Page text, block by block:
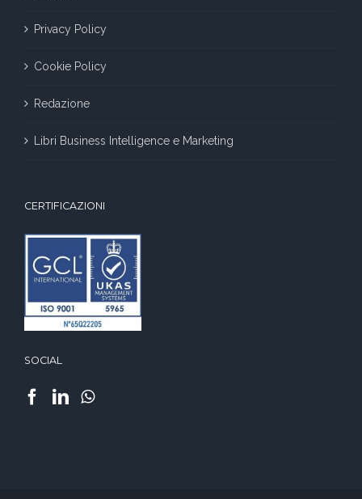
Privacy Policy
Cookie Policy
Redazione
Libri Business Intelligence e Marketing
CERTIFICAZIONI
SOCIAL